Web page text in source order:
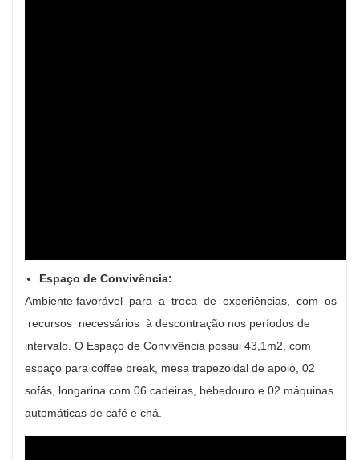
Espaço de Convivência:
Ambiente favorável para a troca de experiências, com os
recursos necessários à descontração nos períodos de
intervalo. O Espaço de Convivência possui 43,1m2, com
espaço para coffee break, mesa trapezoidal de apoio, 02
sofás, longarina com 06 cadeiras, bebedouro e 02 máquinas
automáticas de café e chá.